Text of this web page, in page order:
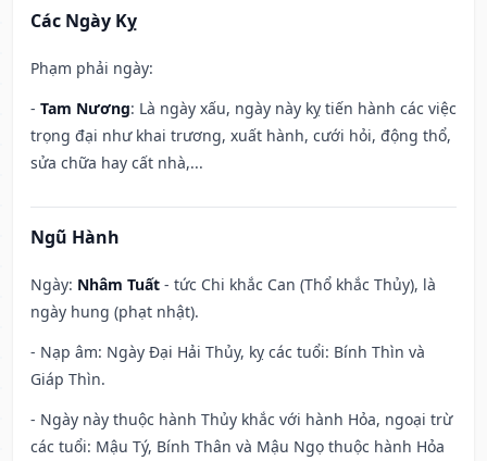
Các Ngày Kỵ
Phạm phải ngày:
- Tam Nương: Là ngày xấu, ngày này kỵ tiến hành các việc
trọng đại như khai trương, xuất hành, cưới hỏi, động thổ,
sửa chữa hay cất nhà,...
Ngũ Hành
Ngày: Nhâm Tuất - tức Chi khắc Can (Thổ khắc Thủy), là
ngày hung (phạt nhật).
- Nạp âm: Ngày Đại Hải Thủy, kỵ các tuổi: Bính Thìn và
Giáp Thìn.
- Ngày này thuộc hành Thủy khắc với hành Hỏa, ngoại trừ
các tuổi: Mậu Tý, Bính Thân và Mậu Ngọ thuộc hành Hỏa